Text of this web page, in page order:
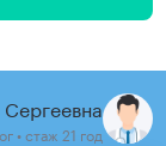
• стаж 21 год